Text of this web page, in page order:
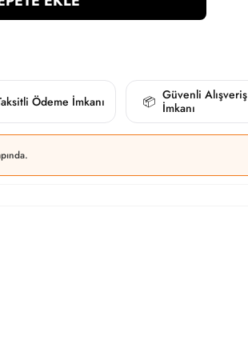
Ödeme İmkanı 📦 Güvenli Alışveriş
İmkanı